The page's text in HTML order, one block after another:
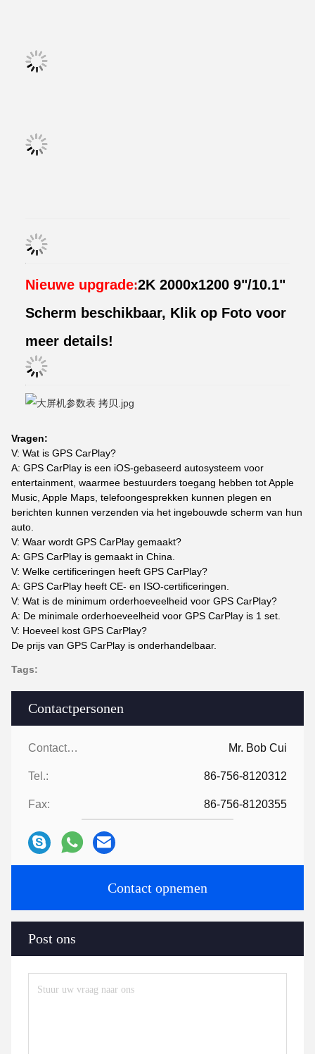
Contactpersonen
Contactpersonen: Mr. Bob Cui
Tel.: 86-756-8120312
Fax: 86-756-8120355
Contact opnemen
Post ons
Nieuwe upgrade:2K 2000x1200 9"/10.1"
Scherm beschikbaar, Klik op Foto voor
meer details!
Vragen:
V: Wat is GPS CarPlay?
A: GPS CarPlay is een iOS-gebaseerd autosysteem voor
entertainment, waarmee bestuurders toegang hebben tot Apple
Music, Apple Maps, telefoongesprekken kunnen plegen en
berichten kunnen verzenden via het ingebouwde scherm van hun
auto.
V: Waar wordt GPS CarPlay gemaakt?
A: GPS CarPlay is gemaakt in China.
V: Welke certificeringen heeft GPS CarPlay?
A: GPS CarPlay heeft CE- en ISO-certificeringen.
V: Wat is de minimum orderhoeveelheid voor GPS CarPlay?
A: De minimale orderhoeveelheid voor GPS CarPlay is 1 set.
V: Hoeveel kost GPS CarPlay?
De prijs van GPS CarPlay is onderhandelbaar.
Tags: